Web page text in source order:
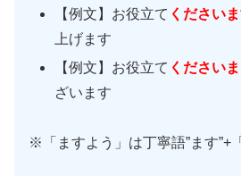
【例文】お役立て ください
上げます
【例文】お役立て ください
ざいます
※「ますよう」は丁寧語”ます”+